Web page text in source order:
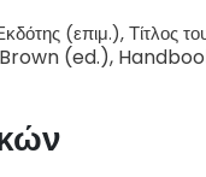
(επιμ.), Τίτλος
Brown (ed.),